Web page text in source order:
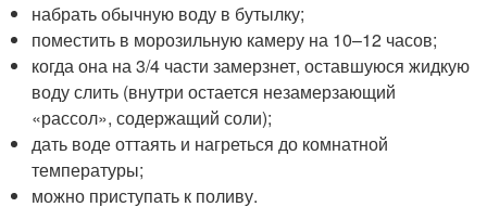
набрать обычную воду в бутылку;
поместить в морозильную камеру на 10–12 часов;
когда она на 3/4 части замерзнет, оставшуюся жидкую
воду слить (внутри остается незамерзающий
«рассол», содержащий соли);
дать воде оттаять и нагреться до комнатной
температуры;
можно приступать к поливу.